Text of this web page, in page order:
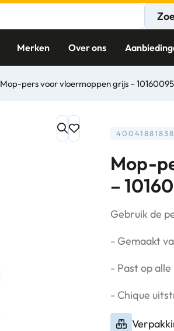
Merken Over ons
Mop-pers voor vloermoppen grijs – 10160095
Mop-
–
Gebruik de
- Gemaakt
- Past op
- Chique